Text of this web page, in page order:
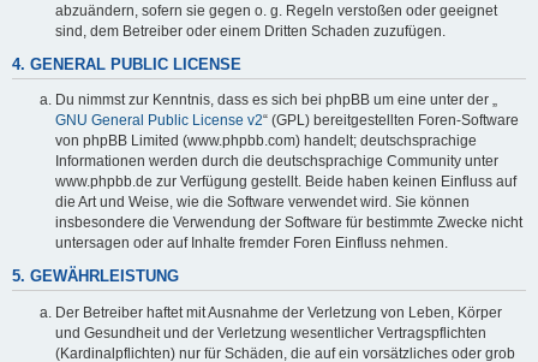
abzuändern, sofern sie gegen o. g. Regeln verstoßen oder geeignet
sind, dem Betreiber oder einem Dritten Schaden zuzufügen.
4. GENERAL PUBLIC LICENSE
Du nimmst zur Kenntnis, dass es sich bei phpBB um eine unter der „
GNU General Public License v2“ (GPL) bereitgestellten Foren-Software
von phpBB Limited (www.phpbb.com) handelt; deutschsprachige
Informationen werden durch die deutschsprachige Community unter
www.phpbb.de zur Verfügung gestellt. Beide haben keinen Einfluss auf
die Art und Weise, wie die Software verwendet wird. Sie können
insbesondere die Verwendung der Software für bestimmte Zwecke nicht
untersagen oder auf Inhalte fremder Foren Einfluss nehmen.
5. GEWÄHRLEISTUNG
Der Betreiber haftet mit Ausnahme der Verletzung von Leben, Körper
und Gesundheit und der Verletzung wesentlicher Vertragspflichten
(Kardinalpflichten) nur für Schäden, die auf ein vorsätzliches oder grob